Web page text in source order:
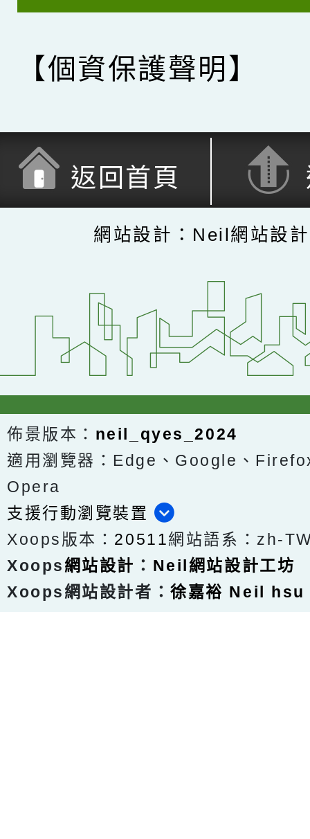
【個資保護聲明】
返回首頁
網站設計：Neil網站設
佈景版本： neil_qyes_2024
適用瀏覽器：Edge、Google、
Opera
支援行動瀏覽裝置
Xoops版本： 20511網站語系：zh-
Xoops網站設計 ： Neil網站設計工坊
Xoops網站設計者：徐嘉裕 Neil hsu